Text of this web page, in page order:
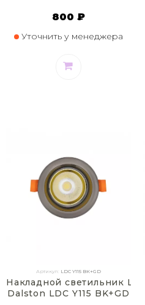
800 ₽
Уточнить у менеджера
Артикул: LDC Y115 BK+GD
Накладной светильник
Dalston LDC Y115 BK+GD